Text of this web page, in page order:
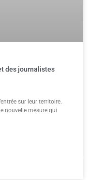
des journalistes
sur leur territoire.
nouvelle mesure qui